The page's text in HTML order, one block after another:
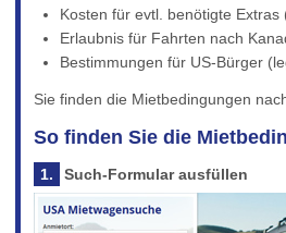
Kosten für evtl. benötigte
Erlaubnis für Fahrten nach
Bestimmungen für US-Bürger
Sie finden die Mietbedingungen
So finden Sie die
1. Such-Formular ausfüllen